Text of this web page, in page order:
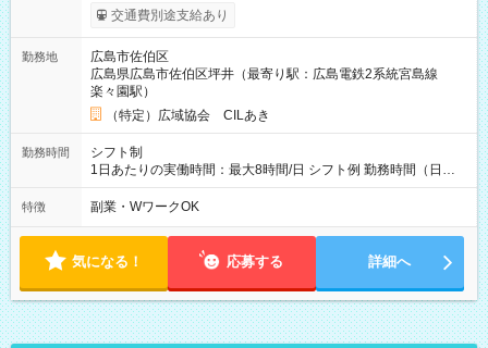
給与は本採用時と同じです。
交通費別途支給あり
勤務地
広島市佐伯区
広島県広島市佐伯区坪井（最寄り駅：広島電鉄2系統宮島線
楽々園駅）
（特定）広域協会 CILあき
勤務時間
シフト制
1日あたりの実働時間：最大8時間/日 シフト例 勤務時間（日
勤）・8時～18時 （実働時間8時間 待機休憩2時間）（日勤1回
あたりの給与 2万円）
特徴 副業・WワークOK
気になる！ 応募する 詳細へ